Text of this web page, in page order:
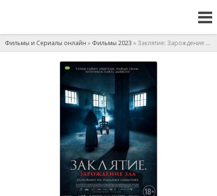
Фильмы и Сериалы онлайн » Фильмы 2023 » Заклятие: Зарождение зла